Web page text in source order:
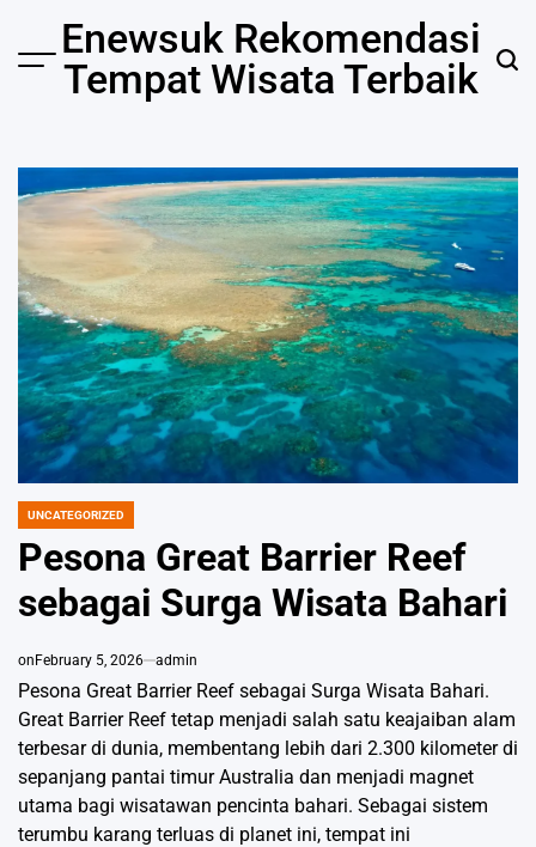
content
Menu
Enewsuk Rekomendasi
Tempat Wisata Terbaik
POSTED
UNCATEGORIZED
Pesona Great Barrier Reef
sebagai Surga Wisata Bahari
onFebruary 5, 2026 admin
Pesona Great Barrier Reef sebagai Surga Wisata Bahari.
Great Barrier Reef tetap menjadi salah satu keajaiban alam
terbesar di dunia, membentang lebih dari 2.300 kilometer di
sepanjang pantai timur Australia dan menjadi magnet
utama bagi wisatawan pencinta bahari. Sebagai sistem
terumbu karang terluas di planet ini, tempat ini